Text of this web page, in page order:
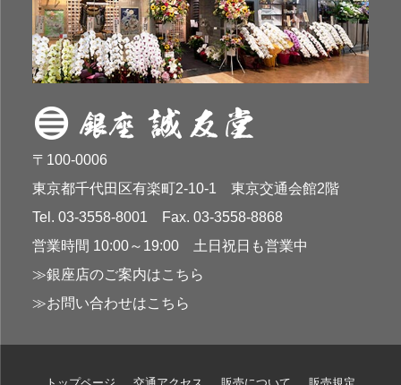
〒100-0006
東京都千代田区有楽町2-10-1 東京交通会館2階
Tel. 03-3558-8001 Fax. 03-3558-8868
営業時間 10:00～19:00 土日祝日も営業中
≫銀座店のご案内はこちら
≫お問い合わせはこちら